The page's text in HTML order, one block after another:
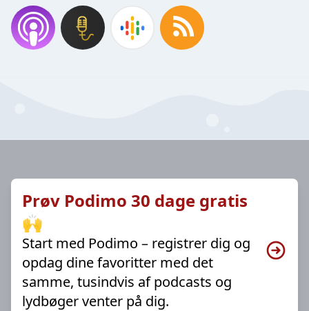
Prøv Podimo 30 dage gratis
🙌
Start med Podimo – registrer dig og
opdag dine favoritter med det
samme, tusindvis af podcasts og
lydbøger venter på dig.